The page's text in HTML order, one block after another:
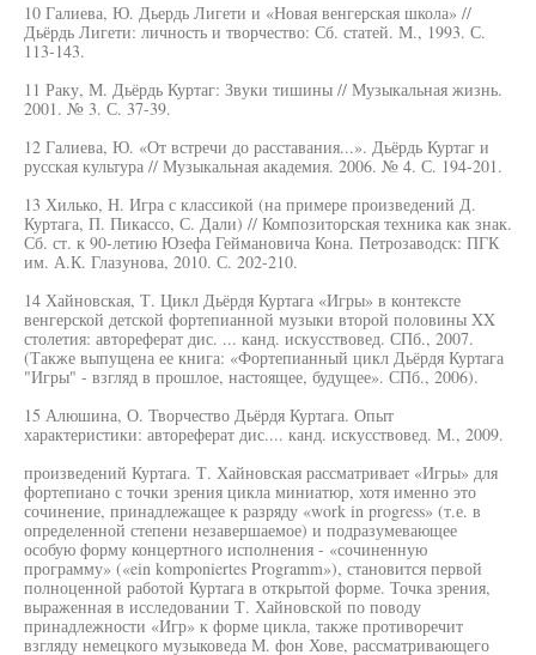
10 Галиева, Ю. Дьердь Лигети и «Новая венгерская школа» //
Дьёрдь Лигети: личность и творчество: Сб. статей. М., 1993. С.
113-143.
11 Раку, М. Дьёрдь Куртаг: Звуки тишины // Музыкальная жизнь.
2001. № 3. С. 37-39.
12 Галиева, Ю. «От встречи до расставания...». Дьёрдь Куртаг и
русская культура // Музыкальная академия. 2006. № 4. С. 194-201.
13 Хилько, Н. Игра с классикой (на примере произведений Д.
Куртага, П. Пикассо, С. Дали) // Композиторская техника как знак.
Сб. ст. к 90-летию Юзефа Геймановича Кона. Петрозаводск: ПГК
им. А.К. Глазунова, 2010. С. 202-210.
14 Хайновская, Т. Цикл Дьёрдя Куртага «Игры» в контексте
венгерской детской фортепианной музыки второй половины XX
столетия: автореферат дис. ... канд. искусствовед. СПб., 2007.
(Также выпущена ее книга: «Фортепианный цикл Дьёрдя Куртага
"Игры" - взгляд в прошлое, настоящее, будущее». СПб., 2006).
15 Алюшина, О. Творчество Дьёрдя Куртага. Опыт
характеристики: автореферат дис.... канд. искусствовед. М., 2009.
произведений Куртага. Т. Хайновская рассматривает «Игры» для
фортепиано с точки зрения цикла миниатюр, хотя именно это
сочинение, принадлежащее к разряду «work in progress» (т.е. в
определенной степени незавершаемое) и подразумевающее
особую форму концертного исполнения - «сочиненную
программу» («ein komponiertes Programm»), становится первой
полноценной работой Куртага в открытой форме. Точка зрения,
выраженная в исследовании Т. Хайновской по поводу
принадлежности «Игр» к форме цикла, также противоречит
взгляду немецкого музыковеда М. фон Хове, рассматривающего